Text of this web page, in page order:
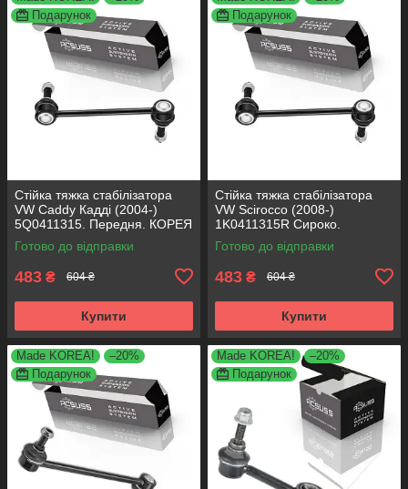
Подарунок
Стійка тяжка стабілізатора
VW Caddy Кадді (2004-)
5Q0411315. Передня. КОРЕЯ
Acsuss!
Готово до відправки
483 ₴ 604 ₴
Купити
Подарунок
Стійка тяжка стабілізатора
VW Scirocco (2008-)
1K0411315R Сироко.
Передня. КОРЕЯ Acsuss!
Готово до відправки
483 ₴ 604 ₴
Купити
Made KOREA!
–20%
Подарунок
Made KOREA!
–20%
Подарунок